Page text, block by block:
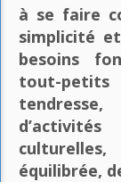
à se faire
simplicité
besoins
tout-
équilibrée,